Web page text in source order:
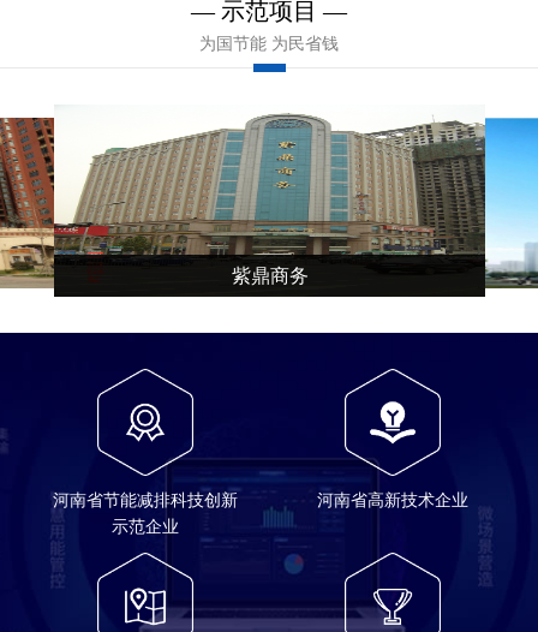
— 示范项目 —
为国节能 为民省钱
紫鼎商务
河南省节能减排科技创新
示范企业
河南省高新技术企业